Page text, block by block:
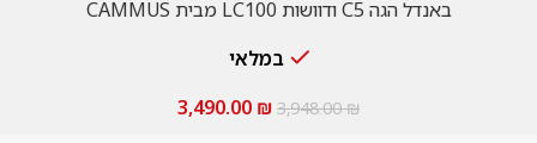
באנדל הגה C5 ודוושות LC100 מבית CAMMUS
במלאי
3,948.00₪
3,490.00 ₪